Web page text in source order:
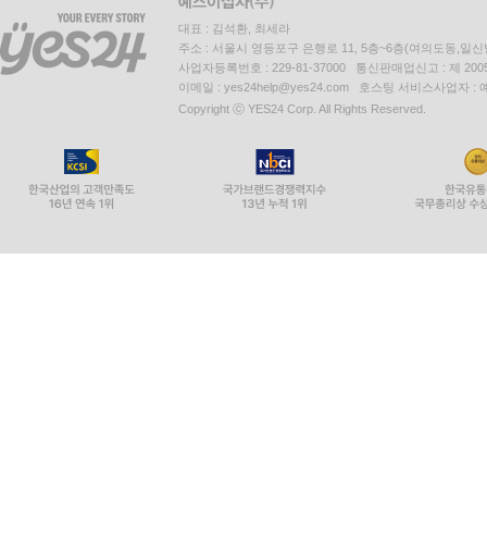
대표 : 김석환, 최세라
주소 : 서울시 영등포구 은행로 11, 5층~6층(여의도동,일신
사업자등록번호 : 229-81-37000 통신판매업신고 : 제
이메일 : yes24help@yes24.com 호스팅 서비스사업자 :
Copyright ⓒ YES24 Corp. All Rights Reserved.